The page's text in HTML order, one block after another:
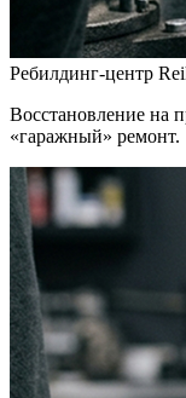
Ребилдинг-центр
Восстановление на
«гаражный» ремонт.